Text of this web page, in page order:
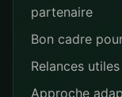
partenaire
Bon cadre
Relances
Approche